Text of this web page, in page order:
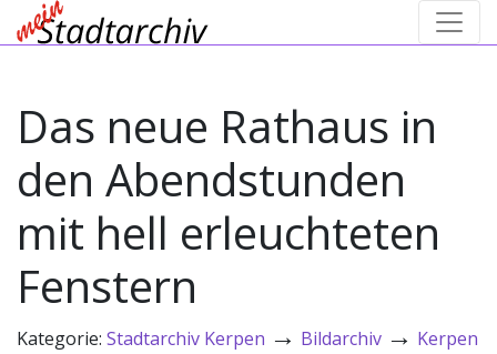
Das neue Rathaus in
den Abendstunden
mit hell erleuchteten
Fenstern
Kategorie: Stadtarchiv Kerpen → Bildarchiv → Kerpen